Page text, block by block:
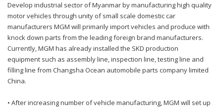
Develop industrial sector of Myanmar by manufacturing high quality
motor vehicles through unity of small scale domestic car
manufacturers MGM will primarily import vehicles and produce with
knock down parts from the leading foreign brand manufacturers.
Currently, MGM has already installed the SKD production
equipment such as assembly line, inspection line, testing line and
filling line from Changsha Ocean automobile parts company limited
China.
• After increasing number of vehicle manufacturing, MGM will set up